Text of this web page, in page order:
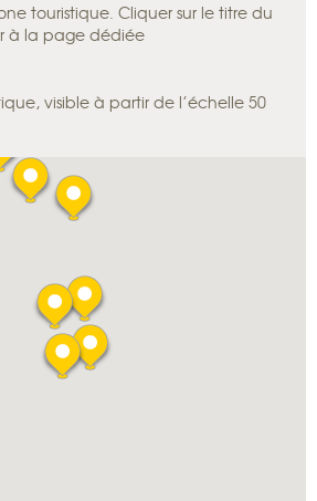
touristique. Cliquer sur le titre du
à la page dédiée
visible à partir de l’échelle 50